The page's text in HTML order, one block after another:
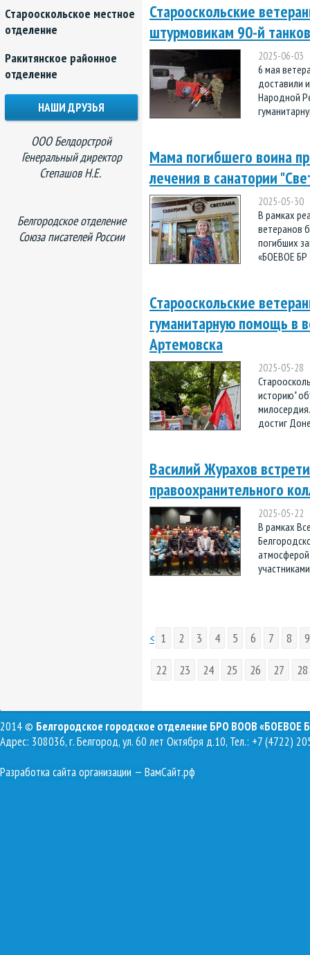
Старооскольские
штурмовикам 90-й
2025-06-03
6 мая
доставили
Народной
Мама погибшего воина
лечения в санатории
2025-05-30
В рамках
ветеранов
погибших
«БОЕВОЕ БР
Старооскольские
гуманитарную помощь в
Артемовска
2025-05-28
историю"
достиг
Василий Журахов
правоохранительного
2025-05-22
В рамках
< 1 2 3 4 5 6 7 8
9
22
23 24 25 26 27 28
Старооскольское местное
отделение
Ракитянское районное
отделение
НАШИ ДРУЗЬЯ
ООО Белдорстрой
Генеральный директор
Степашов Н.Е.
Белгородское отделение
Союза писателей России
2014 © Белгородское городское отделение БРО ВООВ «БОЕВОЕ
Адрес: 308036, г. Белгород, ул. 60 лет Октября д.10, Тел.: +7 (4722)
Разработка сайта организации — ВамСайт.рф